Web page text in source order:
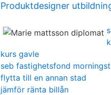
Produktdesigner
kurs gavle
seb fastighetsfond
flytta till en annan stad
jämför ränta billån